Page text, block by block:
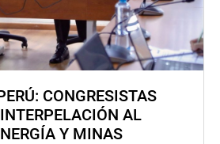
CONGRESISTAS
AL
Y MINAS